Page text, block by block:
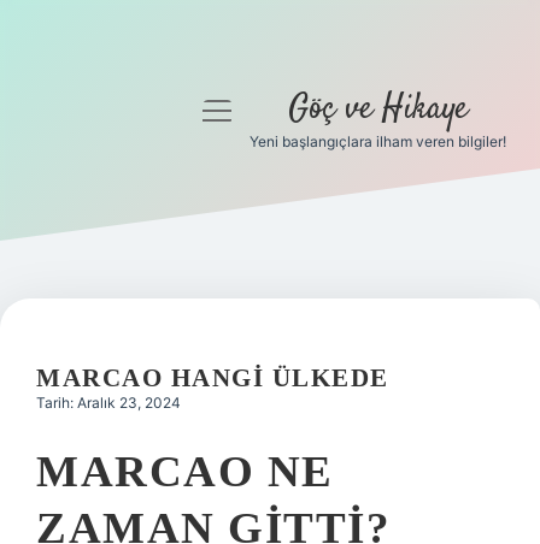
Gizlilik Politikası
Yasal Uyarı
menüyü
Göç ve Hikaye
Yeni başlangıçlara ilham veren bilgiler!
MARCAO HANGI ÜLKEDE
Tarih: Aralık 23, 2024
MARCAO NE
ZAMAN GITTI?